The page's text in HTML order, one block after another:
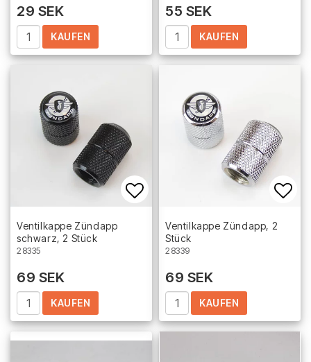
29 SEK
KAUFEN
55 SEK
KAUFEN
Add to list of favorites
Ventilkappe Zündapp
schwarz, 2 Stück
28335
69 SEK
KAUFEN
Ventilkappe Zündapp, 2
Stück
28339
69 SEK
KAUFEN